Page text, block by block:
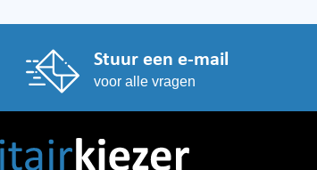
Stuur een e-mail
voor alle vragen